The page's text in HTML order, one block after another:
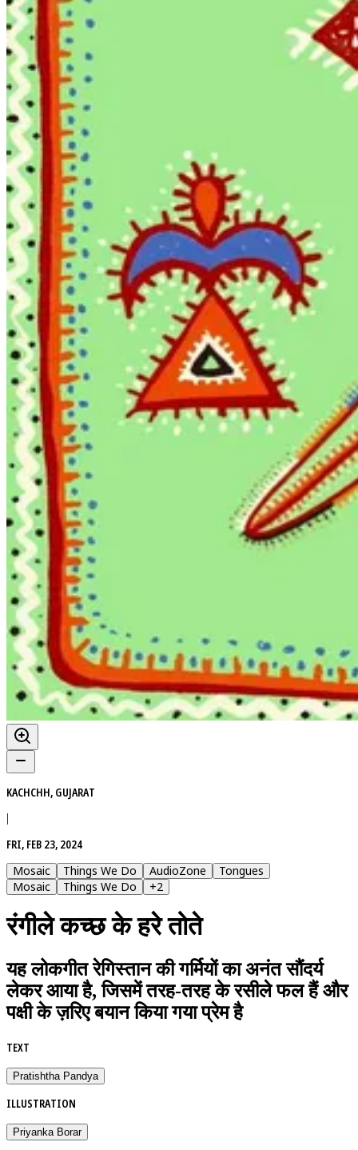
KACHCHH, GUJARAT
|
FRI, FEB 23, 2024
Mosaic
Things We Do AudioZone
Tongues
Mosaic
Things We Do +2
रंगीले कच्छ के हरे तोते
यह लोकगीत रेगिस्तान की गर्मियों का अनंत सौंदर्य
लेकर आया है, जिसमें तरह-तरह के रसीले फल हैं और
पक्षी के ज़रिए बयान किया गया प्रेम है
TEXT
Pratishtha Pandya
ILLUSTRATION
Priyanka Borar